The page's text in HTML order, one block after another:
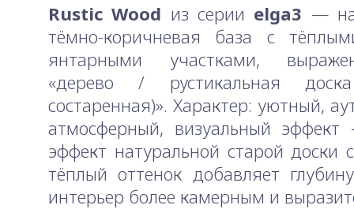
Rustic Wood из серии elga3 —
тёмно-коричневая база с
янтарными участками,
«дерево / рустикальная
состаренная)». Характер: уютный,
атмосферный, визуальный эффект
эффект натуральной старой доски
тёплый оттенок добавляет
интерьер более камерным и